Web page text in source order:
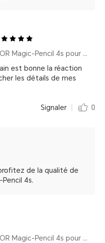
Par HONOR Magic-Pencil 4s pour HONOR MagicPad4
est bonne la réaction
les détails de mes
Signaler 0
de la qualité de
4s.
Par HONOR Magic-Pencil 4s pour HONOR MagicPad4